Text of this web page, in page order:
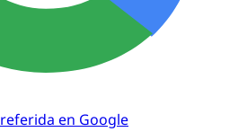
en Google